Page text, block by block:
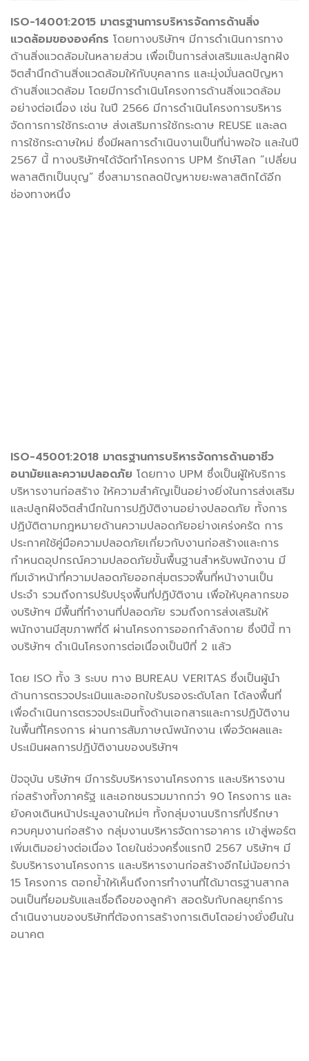
ISO-14001:2015 มาตรฐานการบริหารจัดการด้านสิ่ง
แวดล้อมขององค์กร โดยทางบริษัทฯ มีการดำเนินการทาง
ด้านสิ่งแวดล้อมในหลายส่วน เพื่อเป็นการส่งเสริมและปลูกฝัง
จิตสำนึกด้านสิ่งแวดล้อมให้กับบุคลากร และมุ่งมั่นลดปัญหา
ด้านสิ่งแวดล้อม โดยมีการดำเนินโครงการด้านสิ่งแวดล้อม
อย่างต่อเนื่อง เช่น ในปี 2566 มีการดำเนินโครงการบริหาร
จัดการการใช้กระดาษ ส่งเสริมการใช้กระดาษ REUSE และลด
การใช้กระดาษใหม่ ซึ่งมีผลการดำเนินงานเป็นที่น่าพอใจ และในปี
2567 นี้ ทางบริษัทฯได้จัดทำโครงการ UPM รักษ์โลก “เปลี่ยน
พลาสติกเป็นบุญ” ซึ่งสามารถลดปัญหาขยะพลาสติกได้อีก
ช่องทางหนึ่ง
ISO-45001:2018 มาตรฐานการบริหารจัดการด้านอาชีว
อนามัยและความปลอดภัย โดยทาง UPM ซึ่งเป็นผู้ให้บริการ
บริหารงานก่อสร้าง ให้ความสำคัญเป็นอย่างยิ่งในการส่งเสริม
และปลูกฝังจิตสำนึกในการปฏิบัติงานอย่างปลอดภัย ทั้งการ
ปฏิบัติตามกฎหมายด้านความปลอดภัยอย่างเคร่งครัด การ
ประกาศใช้คู่มือความปลอดภัยเกี่ยวกับงานก่อสร้างและการ
กำหนดอุปกรณ์ความปลอดภัยขั้นพื้นฐานสำหรับพนักงาน มี
ทีมเจ้าหน้าที่ความปลอดภัยออกสุ่มตรวจพื้นที่หน้างานเป็น
ประจำ รวมถึงการปรับปรุงพื้นที่ปฏิบัติงาน เพื่อให้บุคลากรขอ
งบริษัทฯ มีพื้นที่ทำงานที่ปลอดภัย รวมถึงการส่งเสริมให้
พนักงานมีสุขภาพที่ดี ผ่านโครงการออกกำลังกาย ซึ่งปีนี้ ทา
งบริษัทฯ ดำเนินโครงการต่อเนื่องเป็นปีที่ 2 แล้ว
โดย ISO ทั้ง 3 ระบบ ทาง BUREAU VERITAS ซึ่งเป็นผู้นำ
ด้านการตรวจประเมินและออกใบรับรองระดับโลก ได้ลงพื้นที่
เพื่อดำเนินการตรวจประเมินทั้งด้านเอกสารและการปฏิบัติงาน
ในพื้นที่โครงการ ผ่านการสัมภาษณ์พนักงาน เพื่อวัดผลและ
ประเมินผลการปฏิบัติงานของบริษัทฯ
ปัจจุบัน บริษัทฯ มีการรับบริหารงานโครงการ และบริหารงาน
ก่อสร้างทั้งภาครัฐ และเอกชนรวมมากกว่า 90 โครงการ และ
ยังคงเดินหน้าประมูลงานใหม่ๆ ทั้งกลุ่มงานบริการที่ปรึกษา
ควบคุมงานก่อสร้าง กลุ่มงานบริหารจัดการอาคาร เข้าสู่พอร์ต
เพิ่มเติมอย่างต่อเนื่อง โดยในช่วงครึ่งแรกปี 2567 บริษัทฯ มี
รับบริหารงานโครงการ และบริหารงานก่อสร้างอีกไม่น้อยกว่า
15 โครงการ ตอกย้ำให้เห็นถึงการทำงานที่ได้มาตรฐานสากล
จนเป็นที่ยอมรับและเชื่อถือของลูกค้า สอดรับกับกลยุทธ์การ
ดำเนินงานของบริษัทที่ต้องการสร้างการเติบโตอย่างยั่งยืนใน
อนาคต